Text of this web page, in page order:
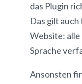
das Plugin
Das gilt
Website: alle
Sprache
Ansonsten